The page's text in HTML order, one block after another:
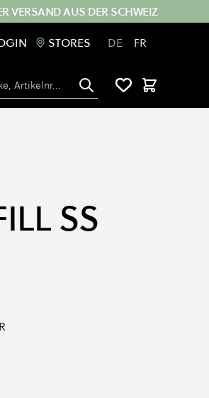
VERSAND AUS DER SCHWEIZ
STORES DE FR
Suche Warenkorb
SS